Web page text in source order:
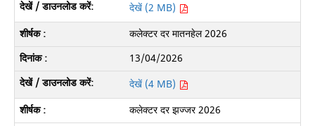
देखें (2 MB)
कलेक्टर दर मातनहेल 2026
13/04/2026
देखें (4 MB)
कलेक्टर दर झज्जर 2026